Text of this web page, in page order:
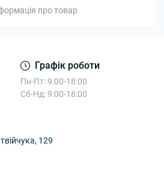
про товар
Графік роботи
Пн-Пт: 9:00-18:00
Сб-Нд: 9:00-18:00
129